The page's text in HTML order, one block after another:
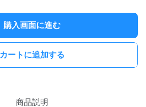
購入画面に進む
カートに追加する
商品説明